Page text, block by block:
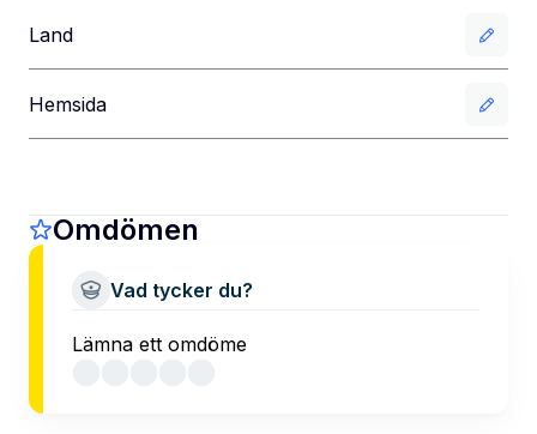
Land
Hemsida
Omdömen
Vad tycker du?
Lämna ett omdöme